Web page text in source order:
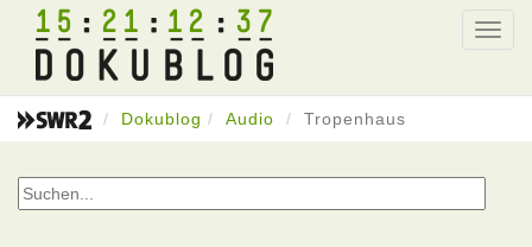
15 21 12 37
Dokublog Audio Tropenhaus